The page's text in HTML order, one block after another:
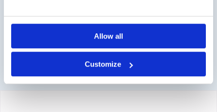
Allow all
Customize
Diverse betaalmogelijkheden mogelijk zoals iDeal, credit